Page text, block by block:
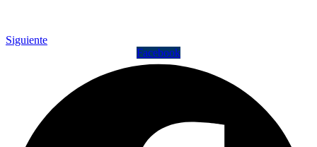
Siguiente
Facebook